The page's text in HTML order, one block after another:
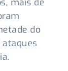
mais de
do